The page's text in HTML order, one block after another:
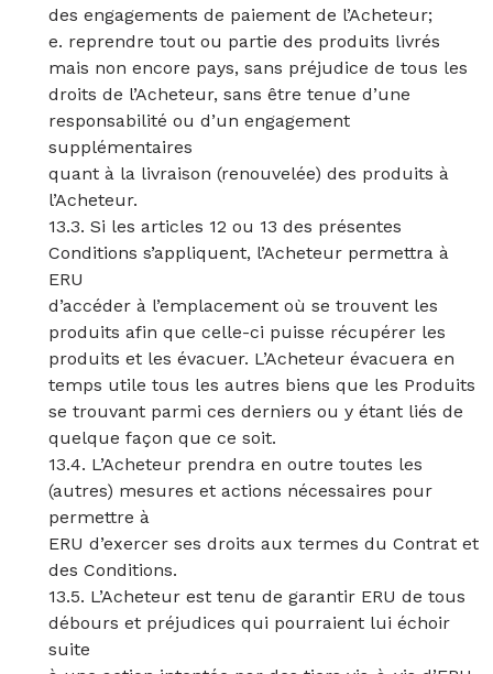
des engagements de paiement de l’Acheteur;
e. reprendre tout ou partie des produits livrés
mais non encore pays, sans préjudice de tous les
droits de l’Acheteur, sans être tenue d’une
responsabilité ou d’un engagement
supplémentaires
quant à la livraison (renouvelée) des produits à
l’Acheteur.
13.3. Si les articles 12 ou 13 des présentes
Conditions s’appliquent, l’Acheteur permettra à
ERU
d’accéder à l’emplacement où se trouvent les
produits afin que celle-ci puisse récupérer les
produits et les évacuer. L’Acheteur évacuera en
temps utile tous les autres biens que les Produits
se trouvant parmi ces derniers ou y étant liés de
quelque façon que ce soit.
13.4. L’Acheteur prendra en outre toutes les
(autres) mesures et actions nécessaires pour
permettre à
ERU d’exercer ses droits aux termes du Contrat et
des Conditions.
13.5. L’Acheteur est tenu de garantir ERU de tous
débours et préjudices qui pourraient lui échoir
suite